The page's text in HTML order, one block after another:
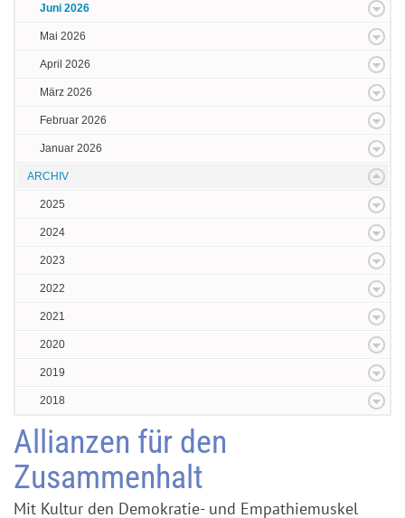
Juni 2026
Mai 2026
April 2026
März 2026
Februar 2026
Januar 2026
ARCHIV
2025
2024
2023
2022
2021
2020
2019
2018
Allianzen für den
Zusammenhalt
Mit Kultur den Demokratie- und Empathiemuskel